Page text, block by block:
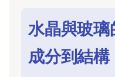
水晶與玻
成分到結構